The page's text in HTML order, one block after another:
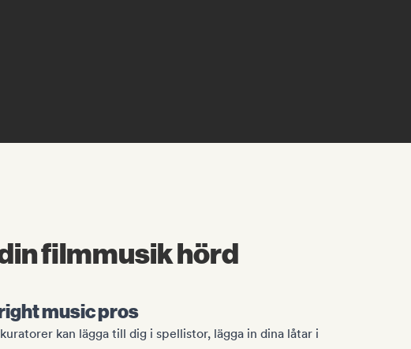
filmmusik hörd
music pros
kan lägga till dig i spellistor, lägga in dina låtar i